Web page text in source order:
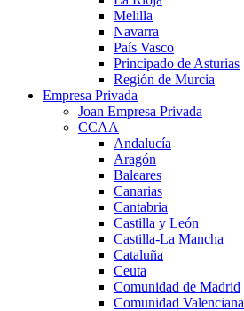
Melilla
Navarra
País Vasco
Principado de Asturias
Región de Murcia
Empresa Privada
Joan Empresa Privada
CCAA
Andalucía
Aragón
Baleares
Canarias
Cantabria
Castilla y León
Castilla-La Mancha
Cataluña
Ceuta
Comunidad de Madrid
Comunidad Valenciana